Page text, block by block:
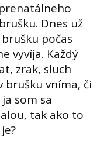
Dnes už
počas
vyvíja. Každý
zrak, sluch
brušku vníma, či
som sa
tak ako to